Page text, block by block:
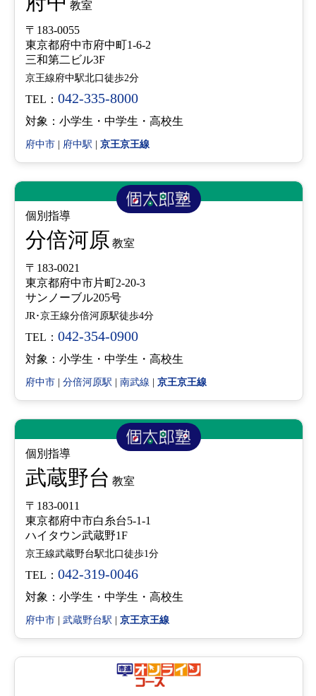
教室
〒183-0055
東京都府中市府中町1-6-2
三和第二ビル3F
京王線府中駅北口徒歩2分
TEL： 042-335-8000
対象：小学生・中学生・高校生
府中市 府中駅 京王京王線
個別指導
分倍河原 教室
〒183-0021
東京都府中市片町2-20-3
サンノーブル205号
JR･京王線分倍河原駅徒歩4分
TEL： 042-354-0900
対象：小学生・中学生・高校生
府中市 分倍河原駅 南武線 京王京王線
個別指導
武蔵野台 教室
〒183-0011
東京都府中市白糸台5-1-1
ハイタウン武蔵野1F
京王線武蔵野台駅北口徒歩1分
TEL： 042-319-0046
対象：小学生・中学生・高校生
府中市 武蔵野台駅 京王京王線